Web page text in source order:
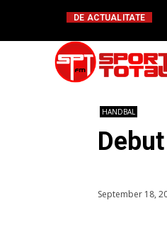
DE ACTUALITATE
HANDBAL
September 18,